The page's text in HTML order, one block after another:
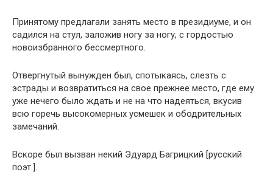
Принятому предлагали занять место в президиуме, и он
садился на стул, заложив ногу за ногу, с гордостью
новоизбранного бессмертного.
Отвергнутый вынужден был, спотыкаясь, слезть с
эстрады и возвратиться на свое прежнее место, где ему
уже нечего было ждать и не на что надеяться, вкусив
всю горечь высокомерных усмешек и ободрительных
замечаний.
Вскоре был вызван некий Эдуард Багрицкий [русский
поэт.].